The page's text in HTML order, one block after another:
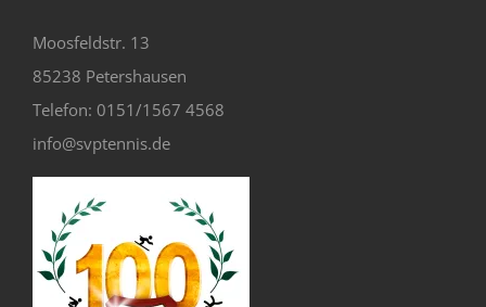
Moosfeldstr. 13
85238 Petershausen
Telefon: 0151/1567 4568
info@svptennis.de